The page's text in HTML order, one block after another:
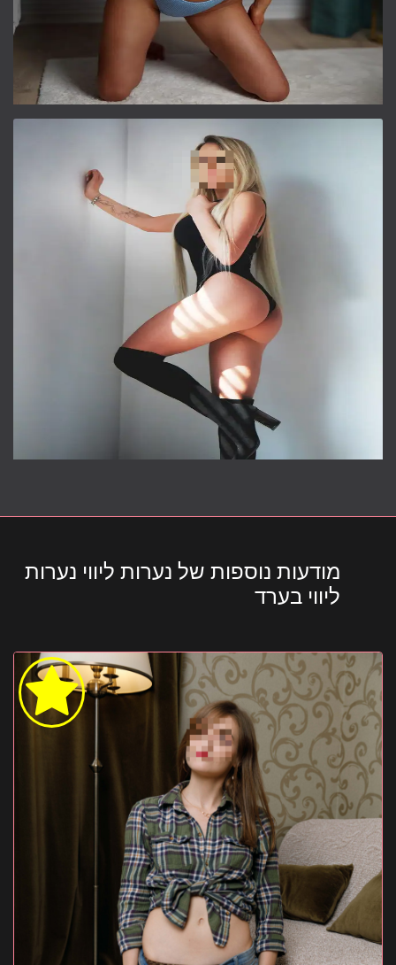
מודעות נוספות של נערות ליווי נערות
ליווי בערד